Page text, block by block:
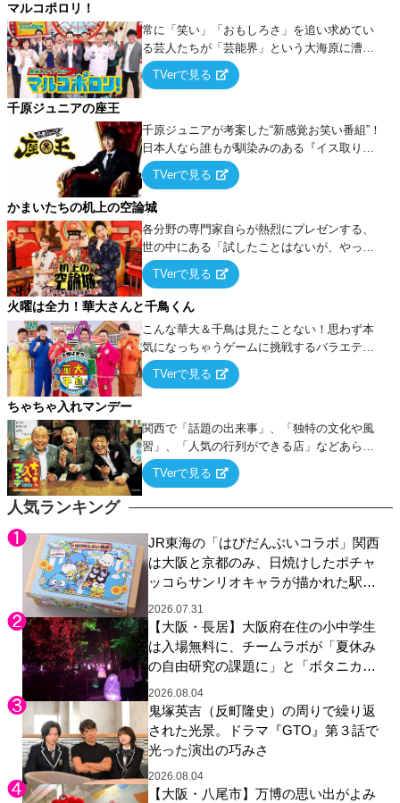
人気ランキング
JR東海の「はぴだんぶいコラボ」関西
は大阪と京都のみ、日焼けしたポチャ
ッコらサンリオキャラが描かれた駅弁
やグッズが登場
2026.07.31
【大阪・長居】大阪府在住の小中学生
は入場無料に、チームラボが「夏休み
の自由研究の課題に」と「ボタニカル
ガーデン 大阪」へ招待
2026.08.04
鬼塚英吉（反町隆史）の周りで繰り返
された光景。ドラマ『GTO』第３話で
光った演出の巧みさ
2026.08.04
【大阪・八尾市】万博の思い出がよみ
マルコポロリ！
常に「笑い」「おもしろさ」を追い求めてい
る芸人たちが「芸能界」という大海原に漕ぎ
出でて、新たなオモシロ人間を発掘する！
TVerで見る
千原ジュニアの座王
千原ジュニアが考案した“新感覚お笑い番組”！
日本人なら誰もが馴染みのある『イス取りゲ
ーム』をベースに、大喜利・ギャグ・モノボ
ケ・歌…など様々なお題で芸人がショートネ
タを競い合う！
TVerで見る
かまいたちの机上の空論城
各分野の専門家自らが熱烈にプレゼンする、
世の中にある「試したことはないが、やって
みたらこうなる！…ハズ」という“机上の空
論”に若手芸人らがカラダを張って挑む！
TVerで見る
火曜は全力！華大さんと千鳥くん
こんな華大＆千鳥は見たことない！思わず本
気になっちゃうゲームに挑戦するバラエティ
ー！
TVerで見る
ちゃちゃ入れマンデー
関西で「話題の出来事」、「独特の文化や風
習」、「人気の行列ができる店」などあらゆ
るテーマについて好き放題にちゃちゃを入れ
ていく関西色を前面に押し出したトークバラ
TVerで見る